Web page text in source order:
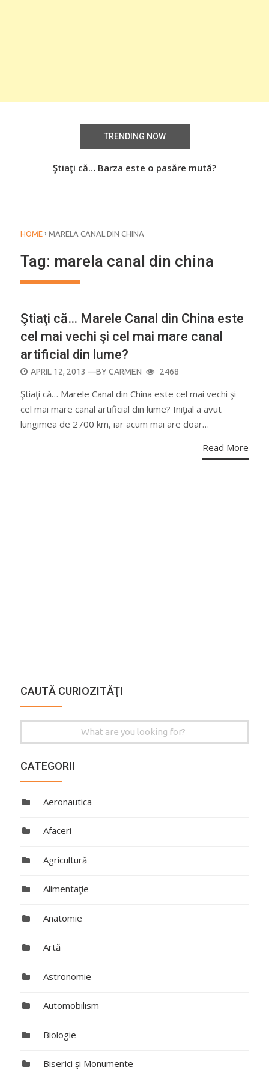
TRENDING NOW
Ştiaţi că… Barza este o pasăre mută?
Știați că… Roşiile îsi păstrează substanţele benefice
HOME › MARELA CANAL DIN CHINA
Tag: marela canal din china
Ştiaţi că… Marele Canal din China este
cel mai vechi şi cel mai mare canal
artificial din lume?
POSTED
APRIL 12, 2013 —BYCARMEN 2468
Ştiaţi că… Marele Canal din China este cel mai vechi şi
cel mai mare canal artificial din lume? Iniţial a avut
lungimea de 2700 km, iar acum mai are doar…
Read More
CAUTĂ CURIOZITĂŢI
for:
CATEGORII
Aeronautica
Afaceri
Agricultură
Alimentaţie
Anatomie
Artă
Astronomie
Automobilism
Biologie
Biserici şi Monumente